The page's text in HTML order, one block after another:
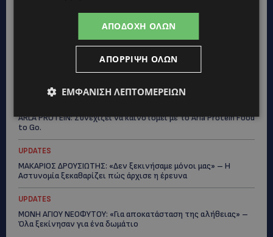
ΑΓΙΟΣ ΙΩΑΝΝΗΣ ΠΙΤΣΙΛΙΑΣ: Ξανανοίγει η πισίνα του χωριού –
Μια ανάσα δροσιάς για κατοίκους και επισκέπτες
ARLA PROTEIN: Συνεχίζει να καινοτομεί με το Arla Protein Food
to Go.
UPDATES
ΜΑΚΑΡΙΟΣ ΔΡΟΥΣΙΩΤΗΣ: «Δεν ξεκινήσαμε μόνοι μας» – Η
Αστυνομία ξεκαθαρίζει πώς άρχισε η έρευνα
UPDATES
ΜΟΝΗ ΑΓΙΟΥ ΝΕΟΦΥΤΟΥ: «Για αποκατάσταση της αλήθειας» –
Όλα ξεκίνησαν για ένα δωμάτιο
ΑΠΟΔΟΧΉ ΌΛΩΝ
ΑΠΌΡΡΙΨΗ ΌΛΩΝ
ΕΜΦΆΝΙΣΗ ΛΕΠΤΟΜΕΡΕΙΏΝ